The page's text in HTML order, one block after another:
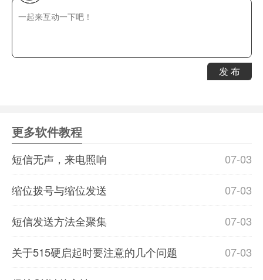
发 布
更多软件教程
07-03
短信无声，来电照响
07-03
缩位拨号与缩位发送
07-03
短信发送方法全聚集
07-03
关于515硬启起时要注意的几个问题